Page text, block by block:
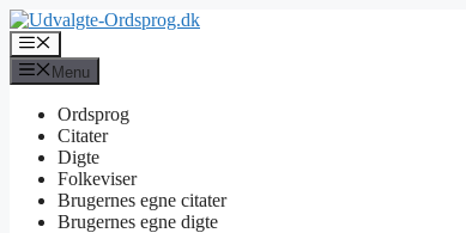
Hop
til
indhold
Menu
Menu
Ordsprog
Citater
Digte
Folkeviser
Brugernes egne citater
Brugernes egne digte